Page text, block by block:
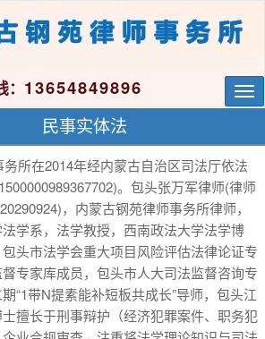
13654849896
民事实体法
在2014年经内蒙古自治区司法厅依法
。包头张万军律师(律师
，内蒙古钢苑律师事务所律师，
学系，法学教授，西南政法大学法学博
头市法学会重大项目风险评估法律论证专
专家库成员，包头市人大司法监督咨询专
“1带N提素能补短板共成长”导师，包头江
擅长于刑事辩护（经济犯罪案件、职务犯